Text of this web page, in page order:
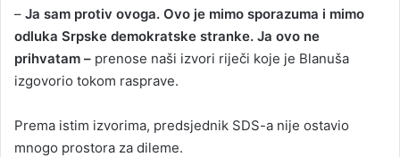
– Ja sam protiv ovoga. Ovo je mimo sporazuma i mimo
odluka Srpske demokratske stranke. Ja ovo ne
prihvatam – prenose naši izvori riječi koje je Blanuša
izgovorio tokom rasprave.
Prema istim izvorima, predsjednik SDS-a nije ostavio
mnogo prostora za dileme.